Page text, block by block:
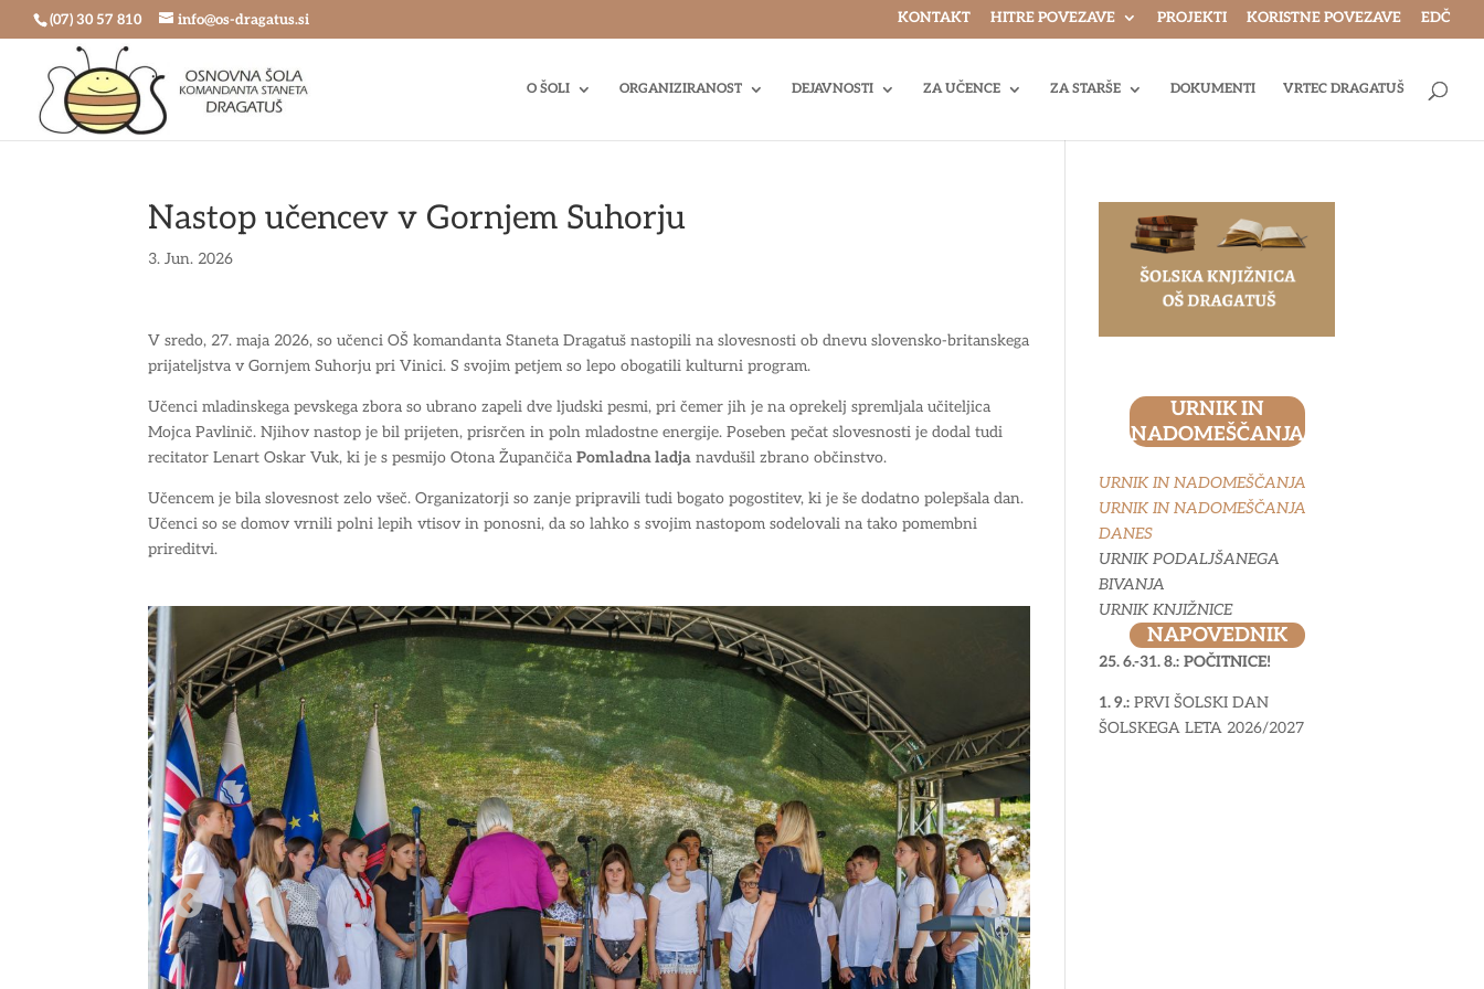
(07) 30 57 810 info@os-dragatus.si KONTAKT HITRE POVEZAVE PROJEKTI KORISTNE POVEZAVE EDČ
O ŠOLI ORGANIZIRANOST DEJAVNOSTI ZA UČENCE ZA STARŠE DOKUMENTI VRTEC DRAGATUŠ
Nastop učencev v Gornjem Suhorju
3. Jun. 2026
V sredo, 27. maja 2026, so učenci OŠ komandanta Staneta Dragatuš nastopili na slovesnosti ob dnevu slovensko-britanskega
prijateljstva v Gornjem Suhorju pri Vinici. S svojim petjem so lepo obogatili kulturni program.
Učenci mladinskega pevskega zbora so ubrano zapeli dve ljudski pesmi, pri čemer jih je na oprekelj spremljala učiteljica
Mojca Pavlinič. Njihov nastop je bil prijeten, prisrčen in poln mladostne energije. Poseben pečat slovesnosti je dodal tudi
recitator Lenart Oskar Vuk, ki je s pesmijo Otona ŽupančičaPomladna ladja navdušil zbrano občinstvo.
Učencem je bila slovesnost zelo všeč. Organizatorji so zanje pripravili tudi bogato pogostitev, ki je še dodatno polepšala dan.
Učenci so se domov vrnili polni lepih vtisov in ponosni, da so lahko s svojim nastopom sodelovali na tako pomembni
prireditvi.
URNIK IN
NADOMEŠČANJA
URNIK IN NADOMEŠČANJA
URNIK IN NADOMEŠČANJA
DANES
URNIK PODALJŠANEGA
BIVANJA
URNIK KNJIŽNICE
NAPOVEDNIK
25. 6.-31. 8.: POČITNICE!
1. 9.:PRVI ŠOLSKI DAN
ŠOLSKEGA LETA 2026/2027